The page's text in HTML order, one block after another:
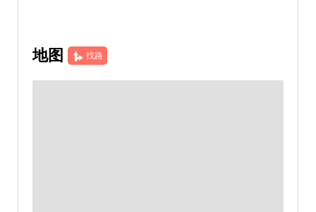
地图 找路